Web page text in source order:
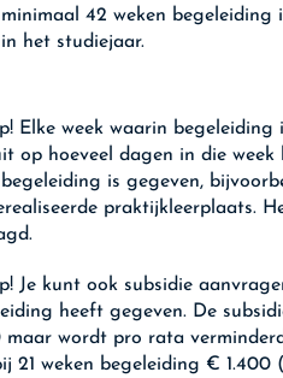
minimaal 42 weken
in het studiejaar.
Elke week waarin
op hoeveel dagen in die week
is gegeven,
praktijkleerplaats.
Je kunt ook subsidie
heeft gegeven. De
maar wordt pro rata
21 weken begeleiding € 1.400